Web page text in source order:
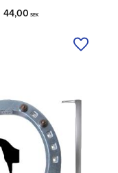
44,00 SEK
Tilføj til